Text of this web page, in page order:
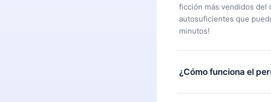
ficción más vendidos del
autosuficientes que
minutos!
¿Cómo funciona el
Puedes descargar